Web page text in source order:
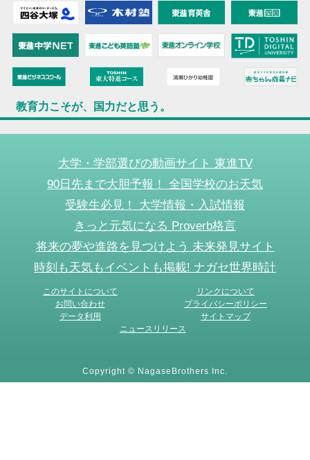
教育力こそが、国力だと思う。
大学・学部選びの動画サイト 東進TV
90日先まで大胆予報！ 全国学校のお天気
受験生必見！ 大学情報・入試情報
きっと元気になる Proverb格言
将来の夢や進路を見つけよう 未来発見サイト
時刻も天気もイベントも掲載! ナガセ世界時計
このサイトについて
リンクについて
お問い合わせ
プライバシーポリシー
データ利用
サイトマップ
ニュースリリース
Copyright © NagaseBrothers Inc.